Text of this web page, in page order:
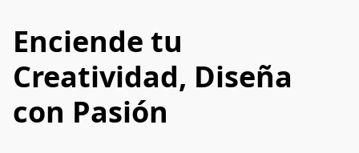
Enciende tu
Creatividad, Diseña
con Pasión